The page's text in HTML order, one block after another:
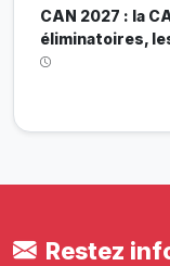
CAN 2027 : la
éliminatoires,
Restez